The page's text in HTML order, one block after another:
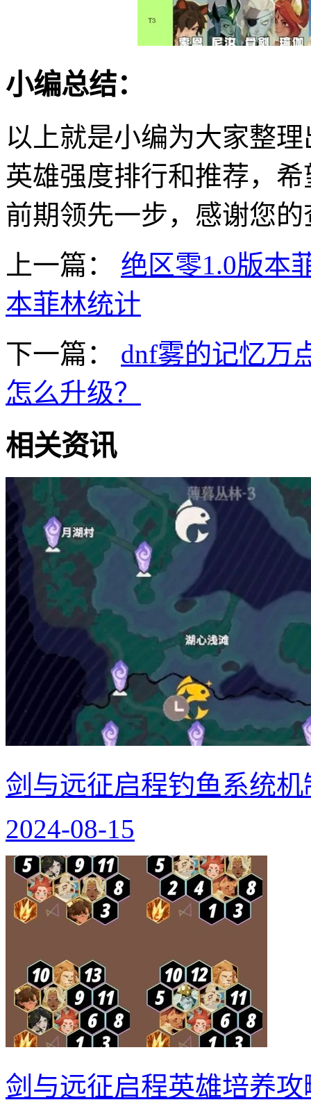
小编总结：
以上就是小编为大家整
英雄强度排行和推荐，
前期领先一步，感谢您的
上一篇：
绝区零1.0版本
本菲林统计
下一篇：
dnf雾的记忆万
怎么升级？
相关资讯
剑与远征启程钓鱼系统
2024-08-15
剑与远征启程英雄培养